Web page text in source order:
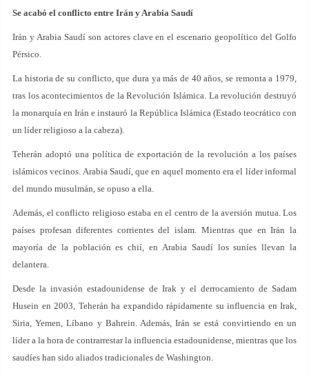
Se acabó el conflicto entre Irán y Arabia Saudí
Irán y Arabia Saudí son actores clave en el escenario geopolítico del Golfo
Pérsico.
La historia de su conflicto, que dura ya más de 40 años, se remonta a 1979,
tras los acontecimientos de la Revolución Islámica. La revolución destruyó
la monarquía en Irán e instauró la República Islámica (Estado teocrático con
un líder religioso a la cabeza).
Teherán adoptó una política de exportación de la revolución a los países
islámicos vecinos. Arabia Saudí, que en aquel momento era el líder informal
del mundo musulmán, se opuso a ella.
Además, el conflicto religioso estaba en el centro de la aversión mutua. Los
países profesan diferentes corrientes del islam. Mientras que en Irán la
mayoría de la población es chií, en Arabia Saudí los suníes llevan la
delantera.
Desde la invasión estadounidense de Irak y el derrocamiento de Sadam
Husein en 2003, Teherán ha expandido rápidamente su influencia en Irak,
Siria, Yemen, Líbano y Bahrein. Además, Irán se está convirtiendo en un
líder a la hora de contrarrestar la influencia estadounidense, mientras que los
saudíes han sido aliados tradicionales de Washington.